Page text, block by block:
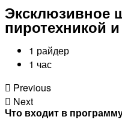
Эксклюзивное
пиротехникой
1 райдер
1 час
Previous
Next
Что входит в